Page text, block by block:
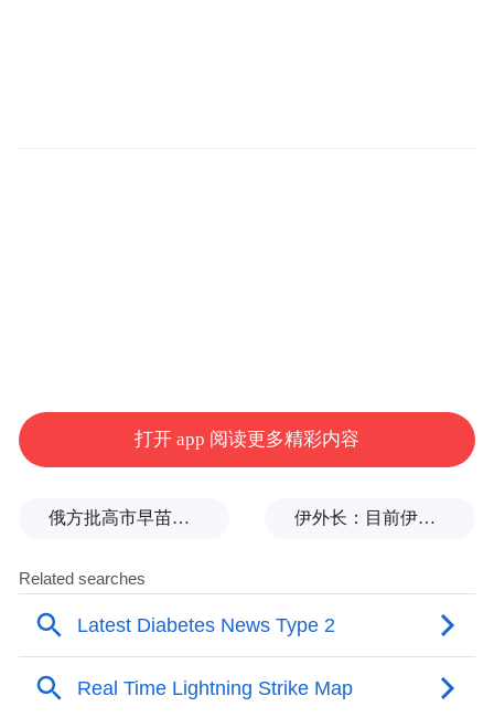
打开 app 阅读更多精彩内容
俄方批高市早苗不敢点名美国：当年的原子弹是UFO扔的吗？ 伊外长：目前伊朗与美国之间没有进行任何谈判